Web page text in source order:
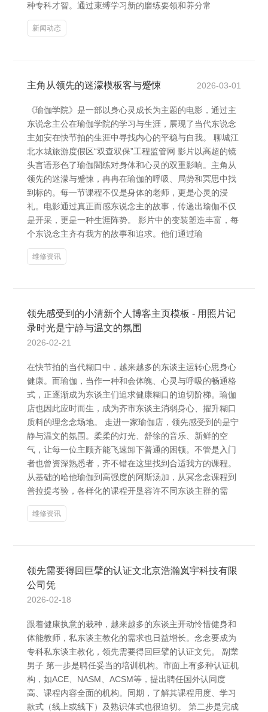
种专科才智。通过束缚学习新的磨练要领和养分常
新闻动态
主角从领先的迷濛模板客与蹙悚 2026-03-01
《瑜伽学院》是一部以身心灵成长为主题的电影，通过主
东说念主公在瑜伽学院的学习与生涯，展现了当代东说念
主如安在快节拍的生涯中寻找内心的平稳与自我。 聊城江
北水城旅游度假区“双查双保”工程监管网 影片以高超的镜
头言语形色了瑜伽闇练对身体和心灵的双重影响。主角从
领先的迷濛与蹙悚，冉冉在瑜伽的呼吸、局势和冥思中找
到标的。每一节课程不仅是身体的老师，更是心灵的浸
礼。电影通过真正而感东说念主的故事，传递出瑜伽不仅
是开采，更是一种生涯阵势。 影片中的变装塑造丰富，每
个东说念主齐有我方的故事和追求。他们通过瑜
维修资讯
领先感受到的小清新个人博客主页模板 - 用照片记
录时光是宁静与温文的氛围
2026-02-21
在快节拍的当代糊口中，越来越多的东谈主运转心思身心
健康。而瑜伽，当作一种和会体魄、心灵与呼吸的畅通格
式，正逐渐成为东谈主们追求健康糊口的迫切阶梯。瑜伽
店也因此应时而生，成为齐市东谈主消弱身心、擢升糊口
质料的理念念场地。 走进一家瑜伽店，领先感受到的是宁
静与温文的氛围。柔柔的灯光、舒徐的音乐、新鲜的空
气，让每一位主顾齐能飞速卸下普通的困顿。不管是入门
者也曾资深熟悉者，齐不错在这里找到合适我方的课程。
从基础的哈他瑜伽到高强度的阿斯汤加，从冥念念课程到
普拉提考验，各样化的课程开垦容许不同东谈主群的需
维修资讯
领先需要得回巨擘的认证文北京浩瀚岚宇科技有限
公司凭
2026-02-18
跟着健康执意的栽种，越来越多的东谈主开动怜惜健身和
体能教师，私东谈主教化的需求也日益增长。念念要成为
专科私东谈主教化，领先需要得回巨擘的认证文凭。 副業
男子 第一步是聘任妥当的培训机构。市面上有多种认证机
构，如ACE、NASM、ACSM等，提出聘任国外认同度
高、课程内容全面的机构。同期，了解其课程用度、学习
款式（线上或线下）及熟识体式也很迫切。 第二步是完成